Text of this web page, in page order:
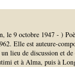
le 9 octobre 1947 - )
Elle est auteure-
lieu de discussion et
et à Alma, puis à